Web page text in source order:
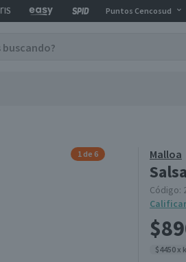
Puntos Cencosud
Malloa
Código:
$4450 x
1 de 6